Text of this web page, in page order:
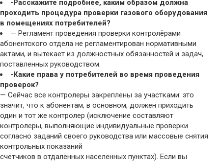
-Расскажите подробнее, каким образом должна
проходить процедура проверки газового оборудования
в помещениях потребителей?
— Регламент проведения проверки контролёрами
абонентского отдела не регламентирован нормативными
актами, и вытекает из должностных обязанностей и задач,
поставленных руководством.
-Какие права у потребителей во время проведения
проверок?
— Сейчас все контролеры закреплены за участками: это
значит, что к абонентам, в основном, должен приходить
один и тот же контролер (исключение составляют
контролеры, выполняющие индивидуальные проверки
согласно заданий своего руководства или массовые снятия
контрольных показаний
счётчиков в отдалённых населённых пунктах). Если вы